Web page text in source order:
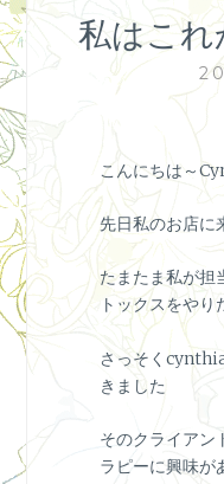
私はこれ
こんにちは～
先日私のお店に
たまたま私が担
トックスをやり
さっそく
きました
そのクライアン
ラピーに興味が